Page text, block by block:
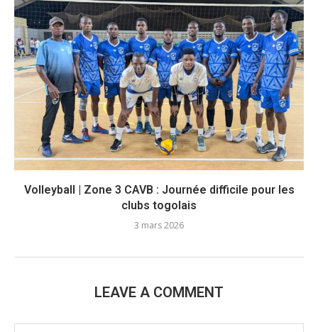
Volleyball | Zone 3 CAVB : Journée difficile pour les
clubs togolais
3 mars 2026
LEAVE A COMMENT